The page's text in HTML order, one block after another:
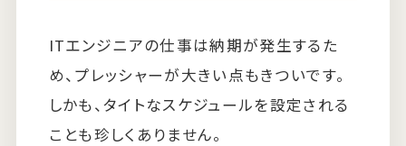
ITエンジニアの仕事は納期が発生するた
め、プレッシャーが大きい点もきついです。
しかも、タイトなスケジュールを設定される
ことも珍しくありません。